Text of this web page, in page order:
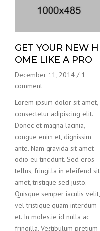
GET YOUR NEW H
OME LIKE A PRO
December 11, 2014 / 1
comment
Lorem ipsum dolor sit amet,
consectetur adipiscing elit.
Donec et magna lacinia,
congue enim et, dignissim
ante. Nam gravida sit amet
odio eu tincidunt. Sed eros
tellus, fringilla in eleifend sit
amet, tristique sed justo.
Quisque semper iaculis velit,
vel tristique quam interdum
et. In molestie id nulla ac
fringilla. Vestibulum pretium